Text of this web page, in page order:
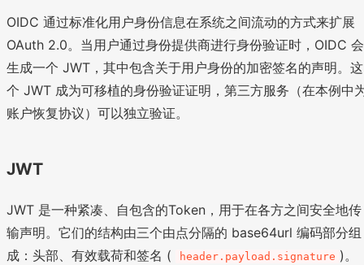
OIDC 通过标准化用户身份信息在系统之间流动的方式来扩展
OAuth 2.0。当用户通过身份提供商进行身份验证时，OIDC 会
生成一个 JWT，其中包含关于用户身份的加密签名的声明。这
个 JWT 成为可移植的身份验证证明，第三方服务（在本例中
账户恢复协议）可以独立验证。
JWT
JWT 是一种紧凑、自包含的Token，用于在各方之间安全地传
输声明。它们的结构由三个由点分隔的 base64url 编码部分组
成：头部、有效载荷和签名 (
header.payload.signature )。